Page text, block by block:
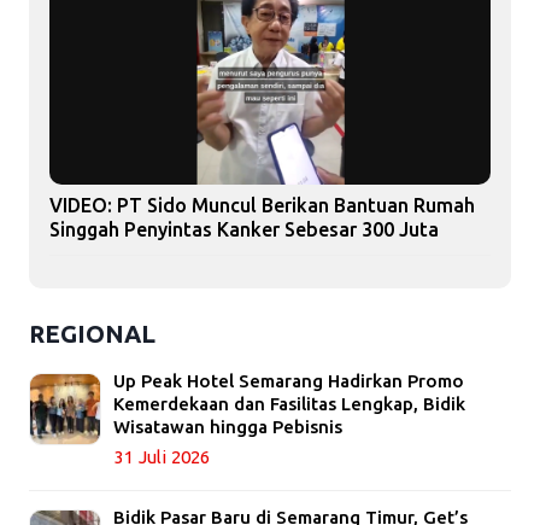
VIDEO: PT Sido Muncul Berikan Bantuan Rumah
Singgah Penyintas Kanker Sebesar 300 Juta
REGIONAL
Up Peak Hotel Semarang Hadirkan Promo
Kemerdekaan dan Fasilitas Lengkap, Bidik
Wisatawan hingga Pebisnis
31 Juli 2026
Bidik Pasar Baru di Semarang Timur, Get’s